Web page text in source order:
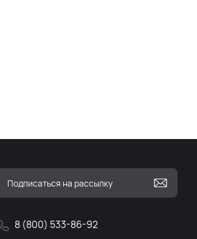
8 (800) 533-86-92